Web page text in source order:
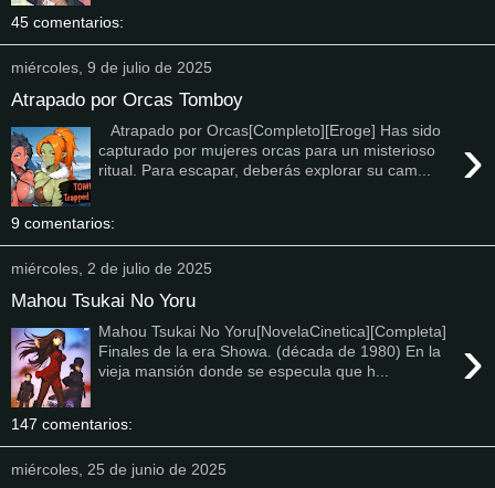
45 comentarios:
miércoles, 9 de julio de 2025
Atrapado por Orcas Tomboy
›
Atrapado por Orcas[Completo][Eroge] Has sido
capturado por mujeres orcas para un misterioso
ritual. Para escapar, deberás explorar su cam...
9 comentarios:
miércoles, 2 de julio de 2025
Mahou Tsukai No Yoru
›
Mahou Tsukai No Yoru[NovelaCinetica][Completa]
Finales de la era Showa. (década de 1980) En la
vieja mansión donde se especula que h...
147 comentarios:
miércoles, 25 de junio de 2025